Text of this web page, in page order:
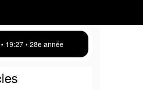
19 27 • 28e année